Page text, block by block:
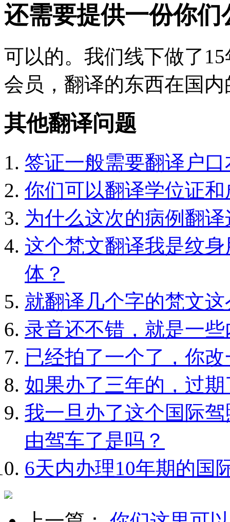
还需要提供一份你
可以的。我们线下做了
会员，翻译的东西在国
其他翻译问题
签证一般需要翻译户
你们可以翻译学位证
为什么这次的病例翻
这个梵文翻译我是纹
体？
就翻译几个字的梵文
录音还不错，就是一
已经拍了一个了，你
如果办了三年的，过
我一旦办了这个国际
由驾车了是吗？
6天内办理10年期的国